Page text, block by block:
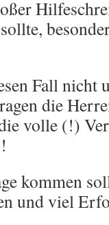
Fall nicht
die
volle (!)
kommen
und viel